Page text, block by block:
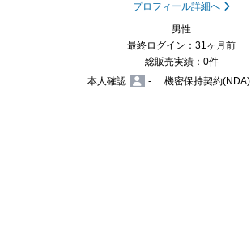
プロフィール詳細へ
男性
最終ログイン：31ヶ月前
総販売実績：0件
本人確認
- 機密保持契約(NDA)